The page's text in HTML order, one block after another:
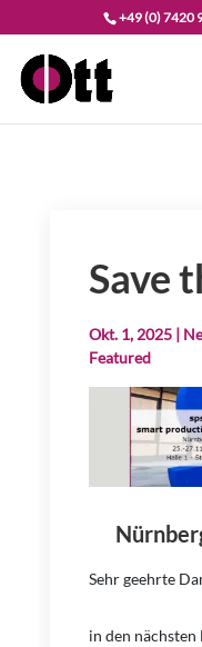
+49 (0) 7420
Save
Okt. 1, 2025|
Featured
Sehr geehrte
in den